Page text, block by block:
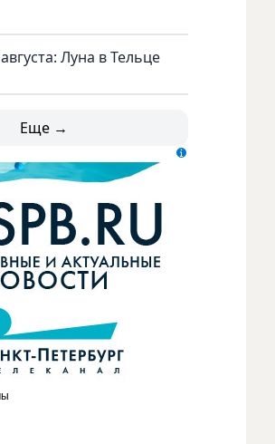
Луна в Тельце
Еще →